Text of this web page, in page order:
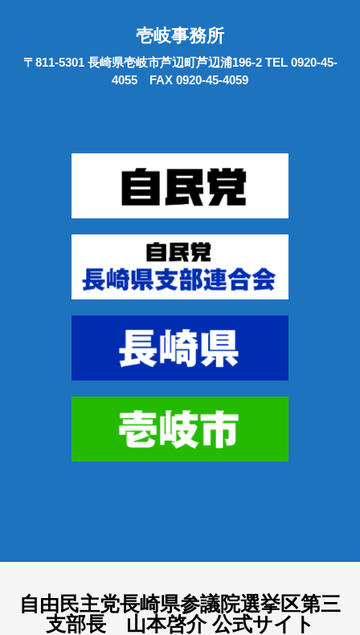
壱岐事務所
〒811-5301 長崎県壱岐市芦辺町芦辺浦196-2 TEL 0920-45-
4055 FAX 0920-45-4059
自由民主党長崎県参議院選挙区第三
支部長 山本啓介 公式サイト